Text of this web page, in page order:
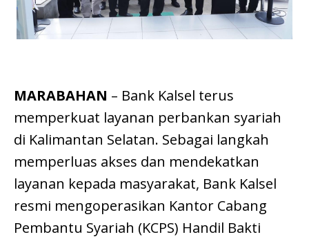
MARABAHAN – Bank Kalsel terus
memperkuat layanan perbankan syariah
di Kalimantan Selatan. Sebagai langkah
memperluas akses dan mendekatkan
layanan kepada masyarakat, Bank Kalsel
resmi mengoperasikan Kantor Cabang
Pembantu Syariah (KCPS) Handil Bakti